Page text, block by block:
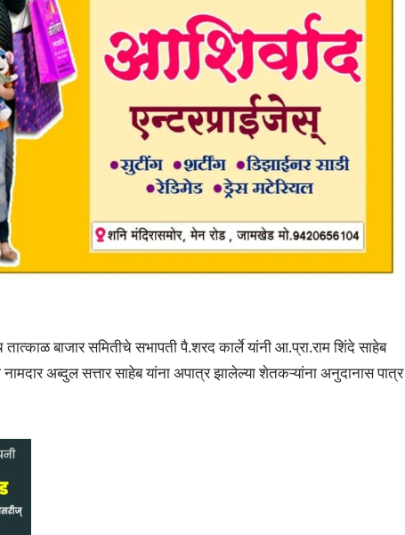
बाजार समितीचे सभापती पै.शरद कार्ले यांनी आ.प्रा.राम शिंदे साहेब
नामदार अब्दुल सत्तार साहेब यांना अपात्र झालेल्या शेतकऱ्यांना अनुदानास पात्र